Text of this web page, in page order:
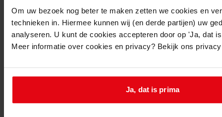
Om uw bezoek nog beter te maken zetten we cookies en
technieken in. Hiermee kunnen wij (en derde partijen) uw
analyseren. U kunt de cookies accepteren door op 'Ja, dat
Meer informatie over cookies en privacy? Bekijk ons
Ja, dat is prima
Inventaris
Het oprichten van een kas, 1988
Datering: